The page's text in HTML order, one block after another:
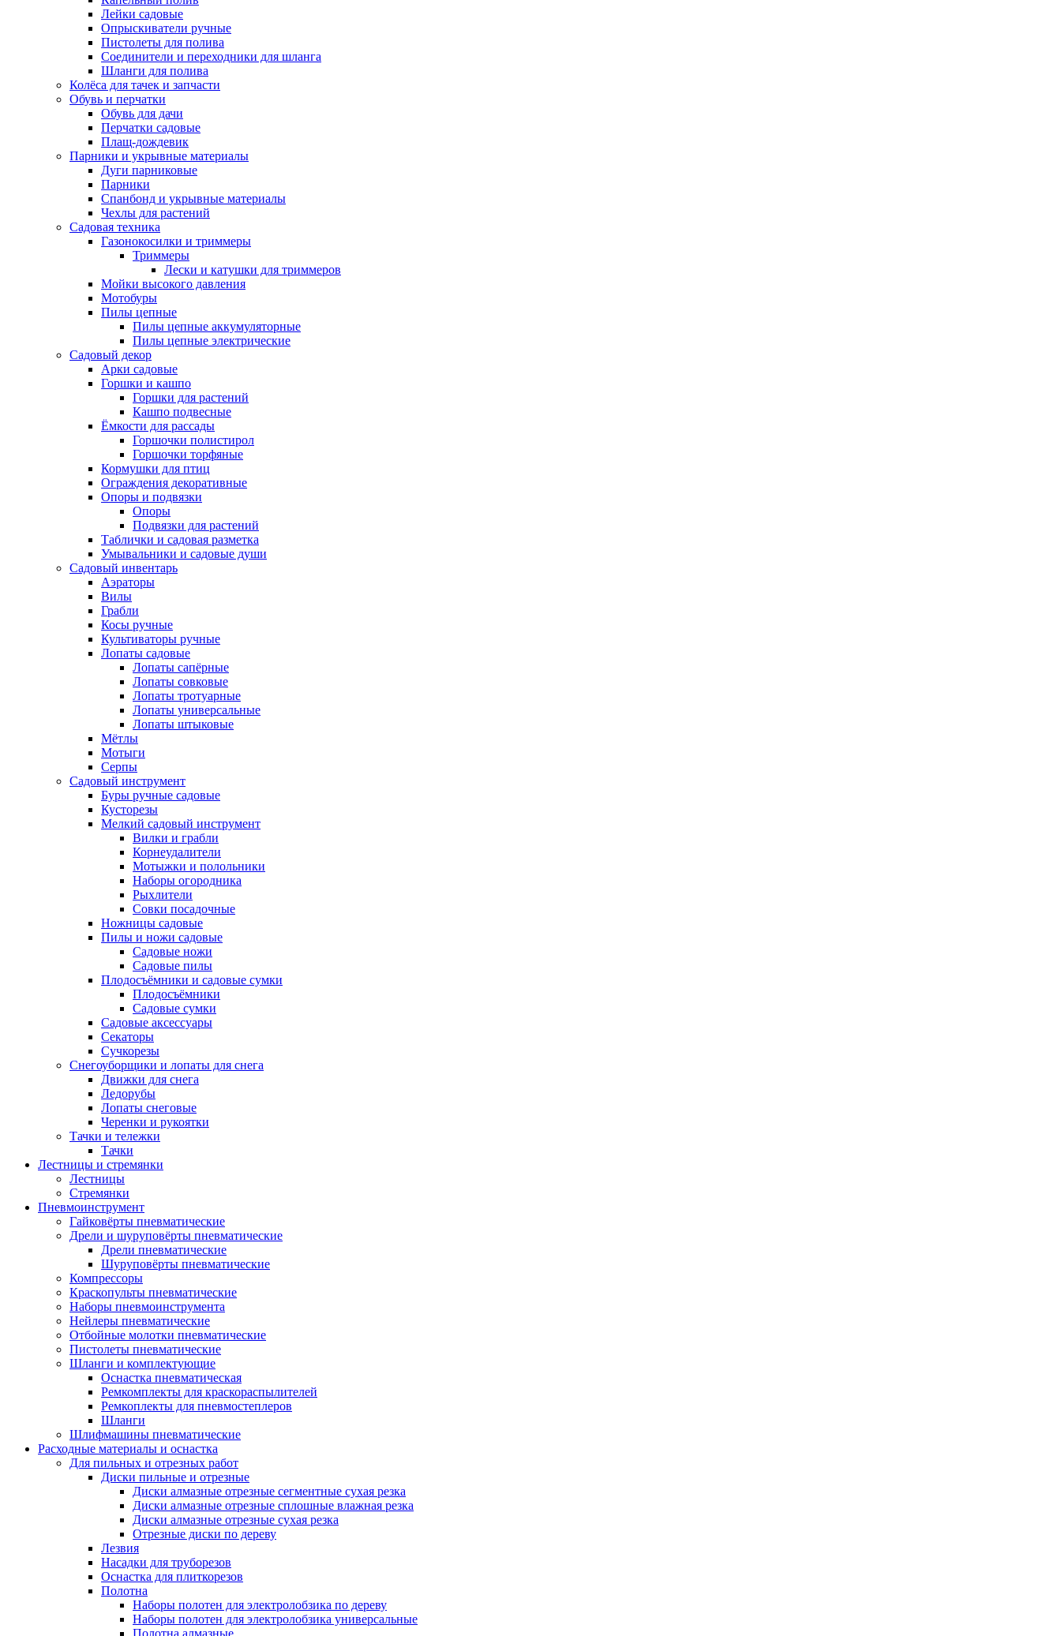
Лейки садовые
Опрыскиватели ручные
Пистолеты для полива
Соединители и переходники для шланга
Шланги для полива
Колёса для тачек и запчасти
Обувь и перчатки
Обувь для дачи
Перчатки садовые
Плащ-дождевик
Парники и укрывные материалы
Дуги парниковые
Парники
Спанбонд и укрывные материалы
Чехлы для растений
Садовая техника
Газонокосилки и триммеры
Триммеры
Лески и катушки для триммеров
Мойки высокого давления
Мотобуры
Пилы цепные
Пилы цепные аккумуляторные
Пилы цепные электрические
Садовый декор
Арки садовые
Горшки и кашпо
Горшки для растений
Кашпо подвесные
Ёмкости для рассады
Горшочки полистирол
Горшочки торфяные
Кормушки для птиц
Ограждения декоративные
Опоры и подвязки
Опоры
Подвязки для растений
Таблички и садовая разметка
Умывальники и садовые души
Садовый инвентарь
Аэраторы
Вилы
Грабли
Косы ручные
Культиваторы ручные
Лопаты садовые
Лопаты сапёрные
Лопаты совковые
Лопаты тротуарные
Лопаты универсальные
Лопаты штыковые
Мётлы
Мотыги
Серпы
Садовый инструмент
Буры ручные садовые
Кусторезы
Мелкий садовый инструмент
Вилки и грабли
Корнеудалители
Мотыжки и полольники
Наборы огородника
Рыхлители
Совки посадочные
Ножницы садовые
Пилы и ножи садовые
Садовые ножи
Садовые пилы
Плодосъёмники и садовые сумки
Плодосъёмники
Садовые сумки
Садовые аксессуары
Секаторы
Сучкорезы
Снегоуборщики и лопаты для снега
Движки для снега
Ледорубы
Лопаты снеговые
Черенки и рукоятки
Тачки и тележки
Тачки
Лестницы и стремянки
Лестницы
Стремянки
Пневмоинструмент
Гайковёрты пневматические
Дрели и шуруповёрты пневматические
Дрели пневматические
Шуруповёрты пневматические
Компрессоры
Краскопульты пневматические
Наборы пневмоинструмента
Нейлеры пневматические
Отбойные молотки пневматические
Пистолеты пневматические
Шланги и комплектующие
Оснастка пневматическая
Ремкомплекты для краскораспылителей
Ремкоплекты для пневмостеплеров
Шланги
Шлифмашины пневматические
Расходные материалы и оснастка
Для пильных и отрезных работ
Диски пильные и отрезные
Диски алмазные отрезные сегментные сухая резка
Диски алмазные отрезные сплошные влажная резка
Диски алмазные отрезные сухая резка
Отрезные диски по дереву
Лезвия
Насадки для труборезов
Оснастка для плиткорезов
Полотна
Наборы полотен для электролобзика по дереву
Наборы полотен для электролобзика универсальные
Полотна алмазные